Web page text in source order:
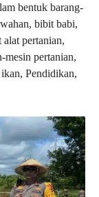
bentuk barang-
bibit babi,
pertanian,
mesin pertanian,
Pendidikan,